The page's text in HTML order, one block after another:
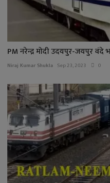
PM नरेन्द्र मोदी उदयपुर-जयपुर वंदे
Niraj Kumar Shukla Sep 23, 2023 0